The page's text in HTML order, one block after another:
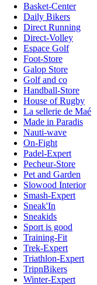
Basket-Center
Daily Bikers
Direct Running
Direct-Volley
Espace Golf
Foot-Store
Galop Store
Golf and co
Handball-Store
House of Rugby
La sellerie de Maé
Made in Paradis
Nauti-wave
On-Fight
Padel-Expert
Pecheur-Store
Pet and Garden
Slowood Interior
Smash-Expert
Sneak'In
Sneakids
Sport is good
Training-Fit
Trek-Expert
Triathlon-Expert
TripnBikers
Winter-Expert